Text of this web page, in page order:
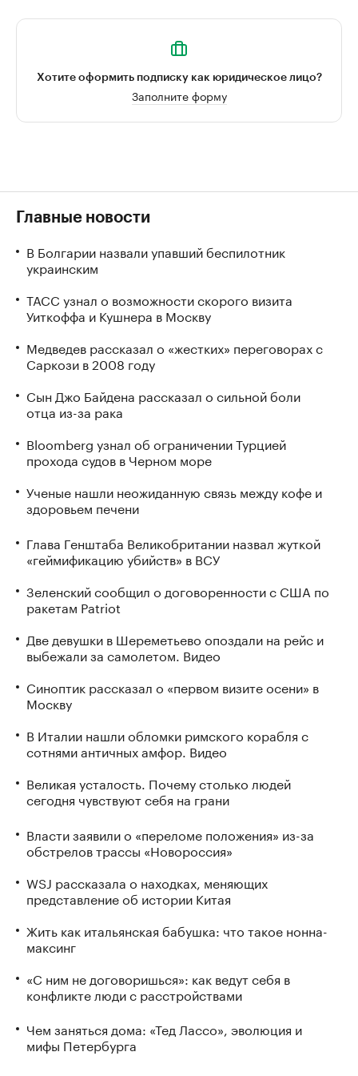
Хотите оформить подписку как юридическое лицо?
Заполните форму
Главные новости
В Болгарии назвали упавший беспилотник
украинским
ТАСС узнал о возможности скорого визита
Уиткоффа и Кушнера в Москву
Медведев рассказал о «жестких» переговорах с
Саркози в 2008 году
Сын Джо Байдена рассказал о сильной боли
отца из-за рака
Bloomberg узнал об ограничении Турцией
прохода судов в Черном море
Ученые нашли неожиданную связь между кофе и
здоровьем печени
Глава Генштаба Великобритании назвал жуткой
«геймификацию убийств» в ВСУ
Зеленский сообщил о договоренности с США по
ракетам Patriot
Две девушки в Шереметьево опоздали на рейс и
выбежали за самолетом. Видео
Синоптик рассказал о «первом визите осени» в
Москву
В Италии нашли обломки римского корабля с
сотнями античных амфор. Видео
Великая усталость. Почему столько людей
сегодня чувствуют себя на грани
Власти заявили о «переломе положения» из-за
обстрелов трассы «Новороссия»
WSJ рассказала о находках, меняющих
представление об истории Китая
Жить как итальянская бабушка: что такое нонна-
максинг
«С ним не договоришься»: как ведут себя в
конфликте люди с расстройствами
Чем заняться дома: «Тед Лассо», эволюция и
мифы Петербурга